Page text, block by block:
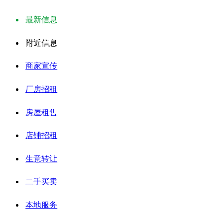
最新信息
附近信息
商家宣传
厂房招租
房屋租售
店铺招租
生意转让
二手买卖
本地服务